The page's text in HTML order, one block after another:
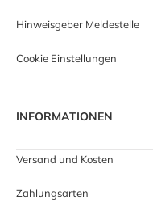
Hinweisgeber Meldestelle
Cookie Einstellungen
INFORMATIONEN
Versand und Kosten
Zahlungsarten